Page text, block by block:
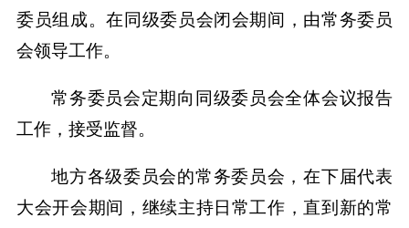
委员组成。在同级委员会闭会期间，由常务委员
会领导工作。
常务委员会定期向同级委员会全体会议报告
工作，接受监督。
地方各级委员会的常务委员会，在下届代表
大会开会期间，继续主持日常工作，直到新的常